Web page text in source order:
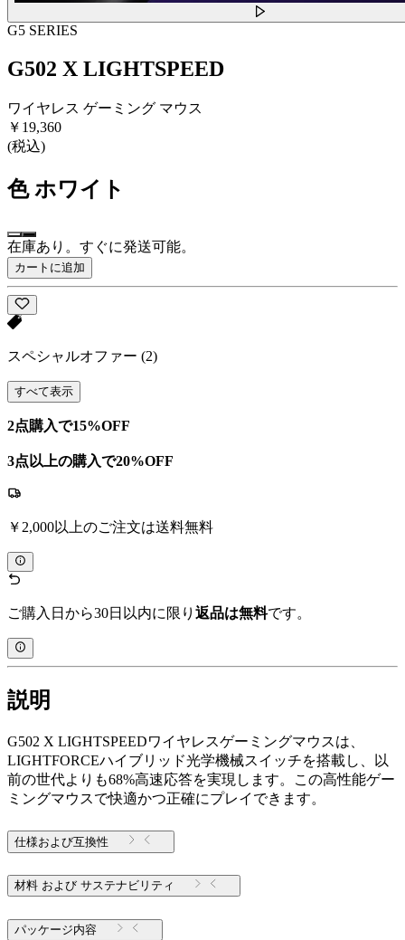
G5 SERIES
G502 X LIGHTSPEED
ワイヤレス ゲーミング マウス
￥19,360
(税込)
色 ホワイト
在庫あり。すぐに発送可能。
カートに追加
スペシャルオファー (2)
すべて表示
2点購入で15%OFF
3点以上の購入で20%OFF
￥2,000以上のご注文は送料無料
ご購入日から30日以内に限り 返品は無料です。
説明
G502 X LIGHTSPEEDワイヤレスゲーミングマウスは、
LIGHTFORCEハイブリッド光学機械スイッチを搭載し、以
前の世代よりも68%高速応答を実現します。この高性能ゲー
ミングマウスで快適かつ正確にプレイできます。
仕様および互換性
材料 および サステナビリティ
パッケージ内容